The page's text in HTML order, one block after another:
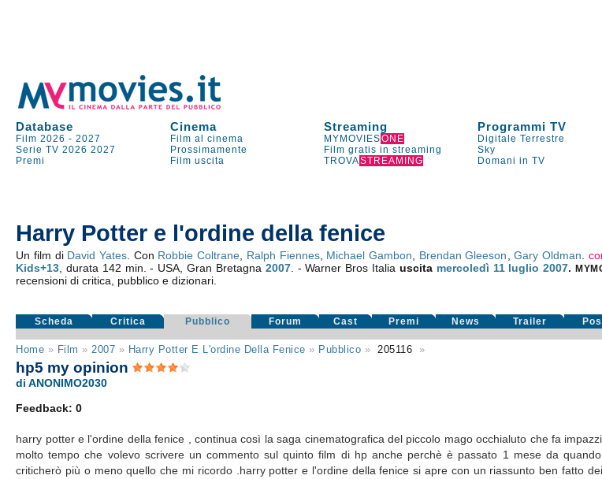
Database Cinema Streaming Programmi TV
Film 2026 -2027 Film al cinema MYMOVIESONE Digitale Terrestre
Serie TV 2026 2027 Prossimamente Film gratis in streaming Sky
Premi
Film uscita TROVASTREAMING Domani in TV
Harry Potter e l'ordine della fenice
Un film di David Yates . Con Robbie Coltrane Ralph Fiennes, Michael Gambon Brendan Gleeson ,Gary Oldman
Kids+13 , durata 142 min. - USA, Gran Bretagna 2007. - Warner Bros Italia uscita mercoledì 11 luglio 2007.
recensioni di critica, pubblico e dizionari.
Scheda Critica Pubblico Forum Cast Premi News Trailer
Home » Film » 2007 » Harry Potter E L'ordine Della Fenice » Pubblico » 205116 »
hp5 my opinion
di ANONIMO2030
Feedback: 0
harry potter e l'ordine della fenice , continua così la saga cinematografica del piccolo mago occhialuto che fa
molto tempo che volevo scrivere un commento sul quinto film di hp anche perchè è passato 1 mese da
criticherò più o meno quello che mi ricordo .harry potter e l'ordine della fenice si apre con un riassunto ben fatto